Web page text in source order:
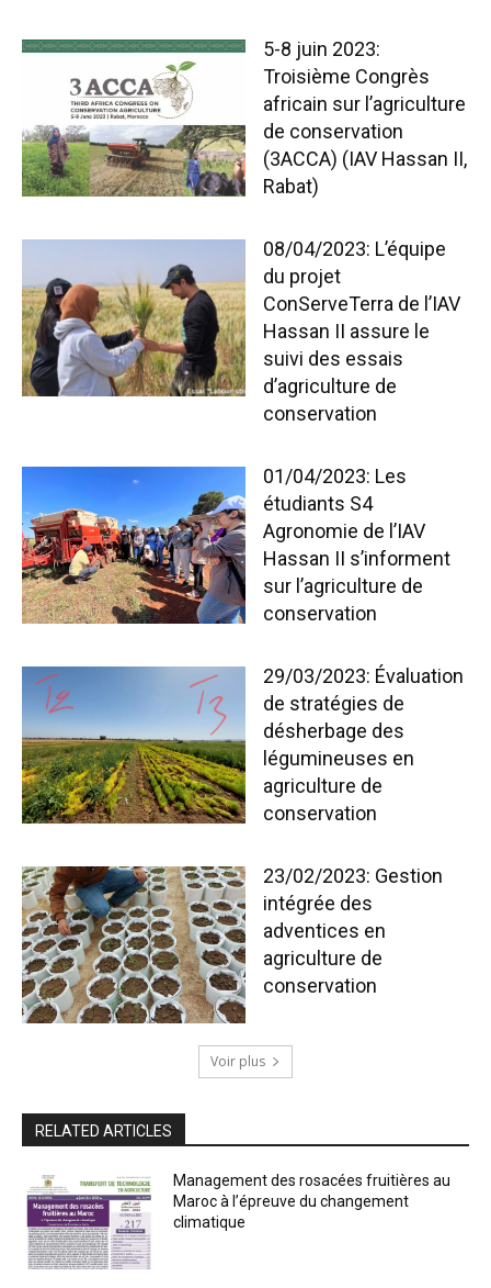
5-8 juin 2023:
Troisième Congrès
africain sur l’agriculture
de conservation
(3ACCA) (IAV Hassan II,
Rabat)
08/04/2023: L’équipe
du projet
ConServeTerra de l’IAV
Hassan II assure le
suivi des essais
d’agriculture de
conservation
01/04/2023: Les
étudiants S4
Agronomie de l’IAV
Hassan II s’informent
sur l’agriculture de
conservation
29/03/2023: Évaluation
de stratégies de
désherbage des
légumineuses en
agriculture de
conservation
23/02/2023: Gestion
intégrée des
adventices en
agriculture de
conservation
Voir plus
RELATED ARTICLES
Management des rosacées fruitières au
Maroc à l’épreuve du changement
climatique